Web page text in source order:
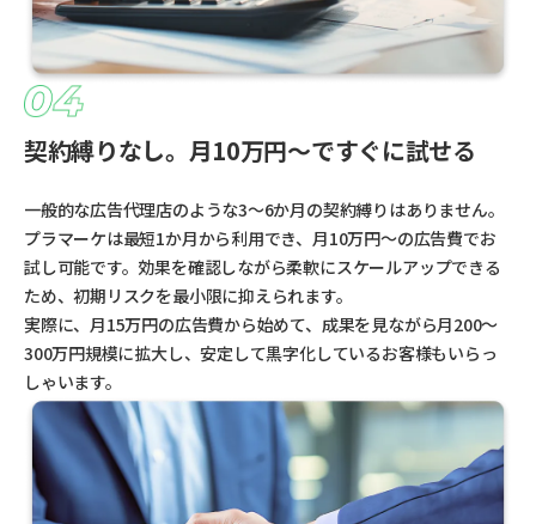
契約縛りなし。月10万円〜ですぐに試せる
一般的な広告代理店のような3〜6か月の契約縛りはありません。
プラマーケは最短1か月から利用でき、月10万円〜の広告費でお
試し可能です。効果を確認しながら柔軟にスケールアップできる
ため、初期リスクを最小限に抑えられます。
実際に、月15万円の広告費から始めて、成果を見ながら月200〜
300万円規模に拡大し、安定して黒字化しているお客様もいらっ
しゃいます。